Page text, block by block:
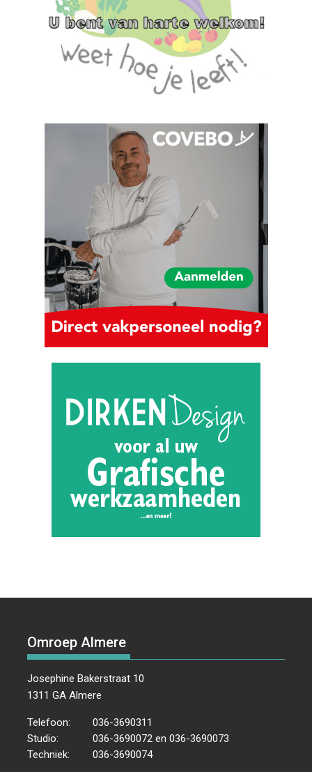
Omroep Almere
Josephine Bakerstraat 10
1311 GA Almere
Telefoon:
036-3690311
Studio:
036-3690072 en 036-3690073
Techniek:
036-3690074